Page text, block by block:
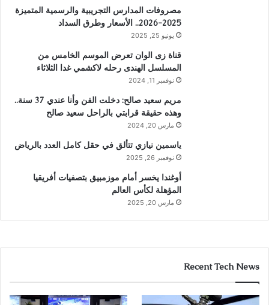
مصروفات المدارس التجريبية والرسمية المتميزة
2025-2026.. الأسعار وطرق السداد
يونيو 25, 2025
قناة زى الوان تعرض الموسم الخامس من
المسلسل الهندى رحله لاكشمي غدا الثلاثاء
نوفمبر 11, 2024
مريم سعيد صالح: دخلت الفن وأنا عندي 37 سنة..
وهذه حقيقة قرابتي بالراحل سعيد صالح
مارس 20, 2024
ياسمين نيازي تتألق في حقل كامل العدد بالرياض
نوفمبر 26, 2025
أوغندا يخسر أمام موزمبيق بتصفيات أفريقيا
المؤهلة لكأس العالم
مارس 20, 2025
Recent Tech News